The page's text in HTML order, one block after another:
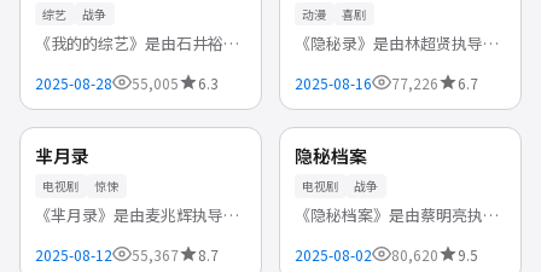
综艺 战争
《我的的综艺》是由石井裕也
村拓哉领衔主演的日本综艺，
2025-08-28首播。还原历史战
役细节，致敬英雄，传递和平
的珍...
2025-08-28 55,005 6.3
动漫 喜剧
《隐秘录》是由林超贤执导，
演的中国香港动漫，2025-08-
16首播。轻松幽默的日常趣
事，在笑声中释放压力，治愈
打工人...
2025-08-16 77,226 6.7
中国
臻彩
芈月录
电视剧 惊悚
《芈月录》是由麦兆辉执导，
主演的中国香港高清电视剧，
2025-08-12 55,367 8.7
中国
高清
隐秘档案
电视剧 战争
《隐秘档案》是由蔡明亮执
领衔主演的中国台湾高清电视
2025-08-02 80,620 9.5